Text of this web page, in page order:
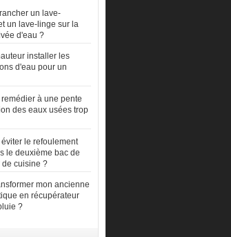
un lave-
un lave-linge sur la
d'eau ?
installer les
d'eau pour un
à une pente
des eaux usées trop
le refoulement
le deuxième bac de
cuisine ?
mon ancienne
en récupérateur
?